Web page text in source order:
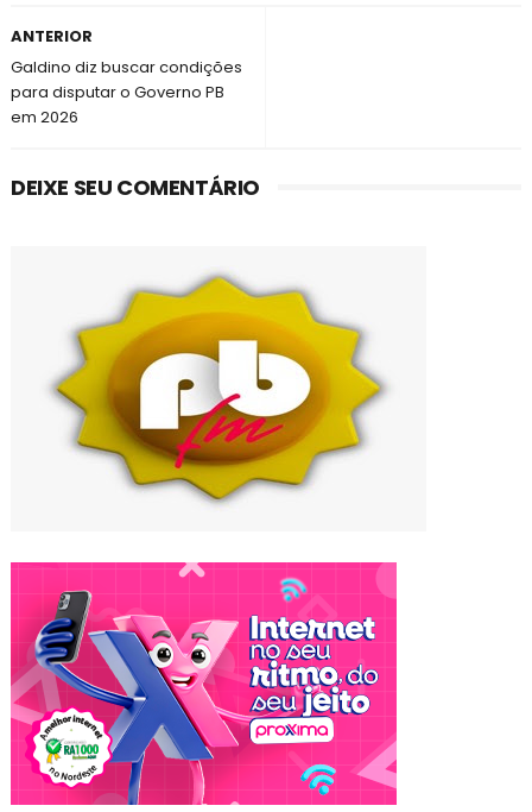
ANTERIOR
Galdino diz buscar condições
para disputar o Governo PB
em 2026
DEIXE SEU COMENTÁRIO